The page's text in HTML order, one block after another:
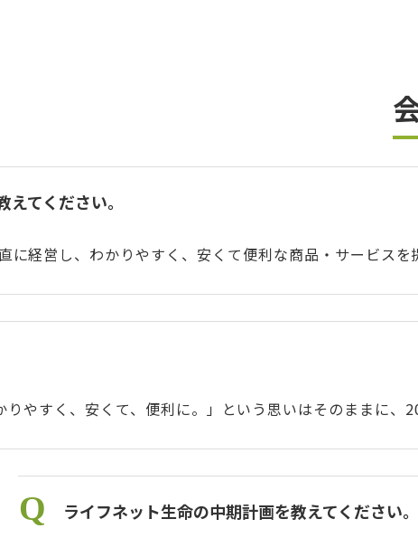
てください。
に経営し、わかりやすく、安くて便利な商品・サービス
やすく、安くて、便利に。」という思いはそのままに
ライフネット生命の中期計画を教えてください。